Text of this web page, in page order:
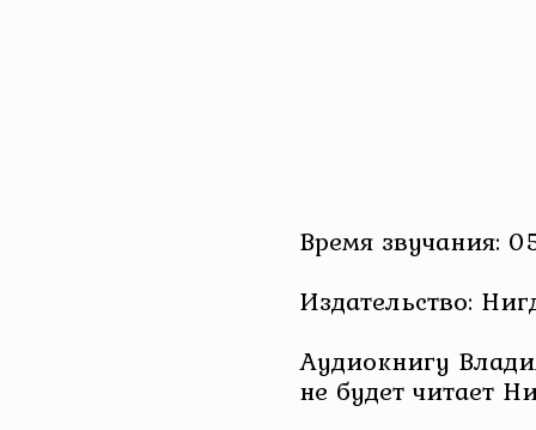
Время звучания:
Издательство:
Аудиокнигу
не будет читает